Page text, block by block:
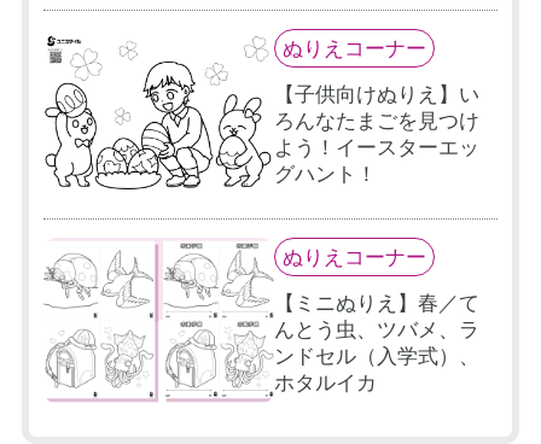
ぬりえコーナー
【子供向けぬりえ】い
ろんなたまごを見つけ
よう！イースターエッ
グハント！
ぬりえコーナー
【ミニぬりえ】春／て
んとう虫、ツバメ、ラ
ンドセル（入学式）、
ホタルイカ